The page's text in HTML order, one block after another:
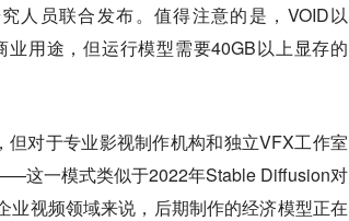
人员联合发布。值得注意的是，VOID以
用途，但运行模型需要40GB以上显存的
但对于专业影视制作机构和独立VFX工作室
这一模式类似于2022年Stable Diffusion对
视频领域来说，后期制作的经济模型正在